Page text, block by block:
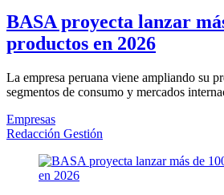
BASA proyecta lanzar
productos en 2026
La empresa peruana viene ampliando su
segmentos de consumo y mercados
Empresas
Redacción Gestión